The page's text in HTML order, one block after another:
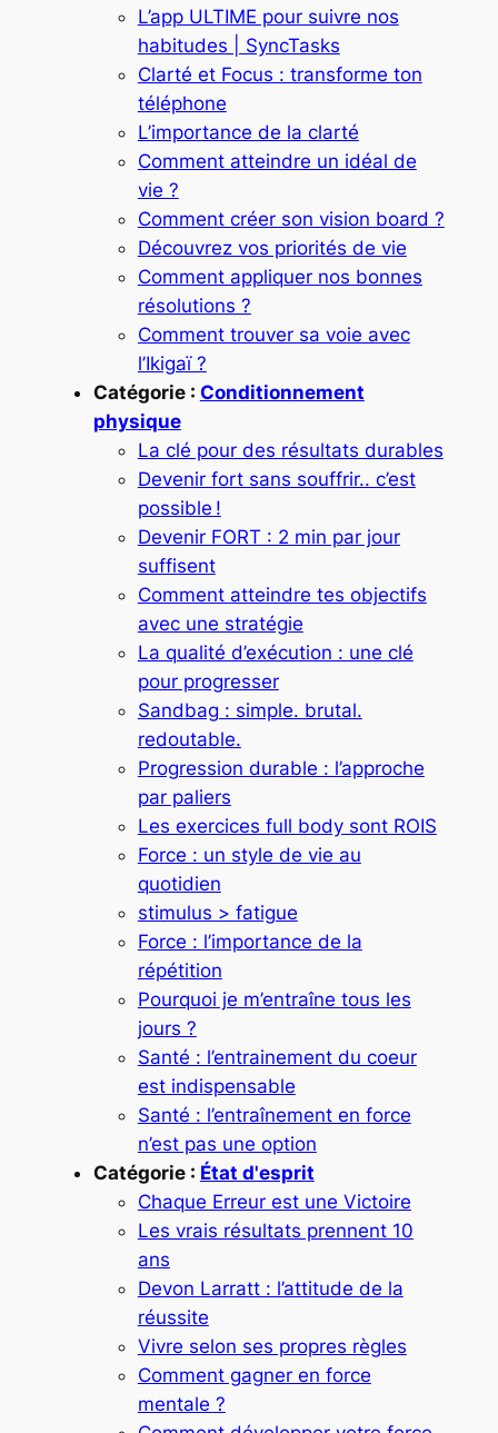
L’app ULTIME pour suivre nos
habitudes | SyncTasks
Clarté et Focus : transforme ton
téléphone
L’importance de la clarté
Comment atteindre un idéal de
vie ?
Comment créer son vision board ?
Découvrez vos priorités de vie
Comment appliquer nos bonnes
résolutions ?
Comment trouver sa voie avec
l’Ikigaï ?
Catégorie : Conditionnement
physique
La clé pour des résultats durables
Devenir fort sans souffrir.. c’est
possible !
Devenir FORT : 2 min par jour
suffisent
Comment atteindre tes objectifs
avec une stratégie
La qualité d’exécution : une clé
pour progresser
Sandbag : simple. brutal.
redoutable.
Progression durable : l’approche
par paliers
Les exercices full body sont ROIS
Force : un style de vie au
quotidien
stimulus > fatigue
Force : l’importance de la
répétition
Pourquoi je m’entraîne tous les
jours ?
Santé : l’entrainement du coeur
est indispensable
Santé : l’entraînement en force
n’est pas une option
Catégorie : État d'esprit
Chaque Erreur est une Victoire
Les vrais résultats prennent 10
ans
Devon Larratt : l’attitude de la
réussite
Vivre selon ses propres règles
Comment gagner en force
mentale ?